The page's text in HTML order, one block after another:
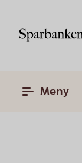
Meny